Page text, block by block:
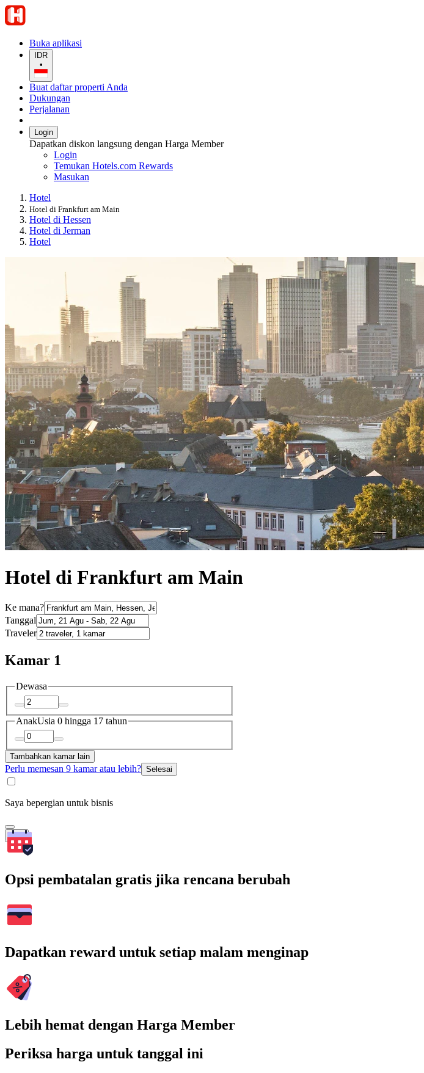
Buka aplikasi
IDR
•
Buat daftar properti Anda
Dukungan
Perjalanan
Login
Dapatkan diskon langsung dengan Harga Member
Login
Temukan Hotels.com Rewards
Masukan
Hotel
Hotel di Frankfurt am Main
Hotel di Hessen
Hotel di Jerman
Hotel
Hotel di Frankfurt am Main
Ke mana?
Tanggal
Traveler
Kamar 1
Dewasa
AnakUsia 0 hingga 17 tahun
Tambahkan kamar lain
Perlu memesan 9 kamar atau lebih? Selesai
Saya bepergian untuk bisnis
Cari
Opsi pembatalan gratis jika rencana berubah
Dapatkan reward untuk setiap malam menginap
Lebih hemat dengan Harga Member
Periksa harga untuk tanggal ini